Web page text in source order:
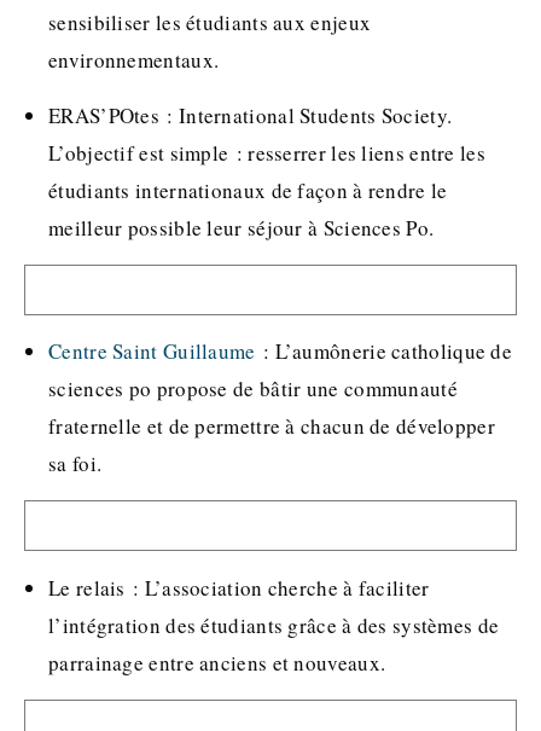
sensibiliser les étudiants aux enjeux
environnementaux.
ERAS’POtes : International Students Society.
L’objectif est simple : resserrer les liens entre les
étudiants internationaux de façon à rendre le
meilleur possible leur séjour à Sciences Po.
Centre Saint Guillaume : L’aumônerie catholique de
sciences po propose de bâtir une communauté
fraternelle et de permettre à chacun de développer
sa foi.
Le relais : L’association cherche à faciliter
l’intégration des étudiants grâce à des systèmes de
parrainage entre anciens et nouveaux.